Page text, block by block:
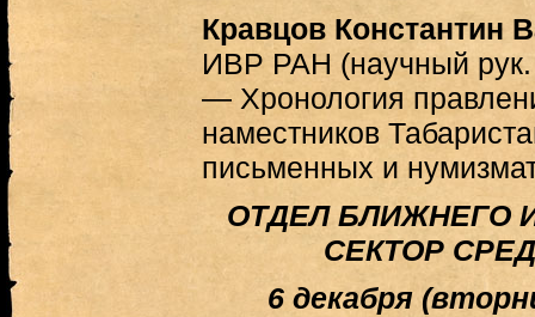
Кравцов Константин
ИВР РАН (научный
— Хронология
наместников
письменных и
ОТДЕЛ БЛИЖНЕГО
СЕКТОР
6 декабря